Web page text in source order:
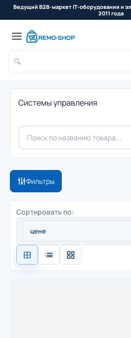
Ведущий B2B-маркет IT-оборудования и
2011 года
🔍
Системы управления
Фильтры
Сортировать по: